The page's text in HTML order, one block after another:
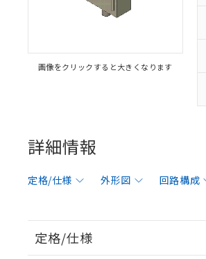
画像をクリックすると大きくなります
詳細情報
定格/仕様 外形図 回路構成
定格/仕様